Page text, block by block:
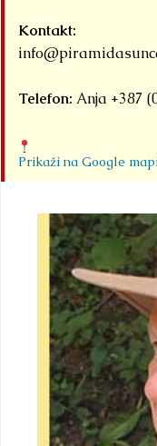
Kontakt:
Telefon: Anja +387
Prikaži na Google